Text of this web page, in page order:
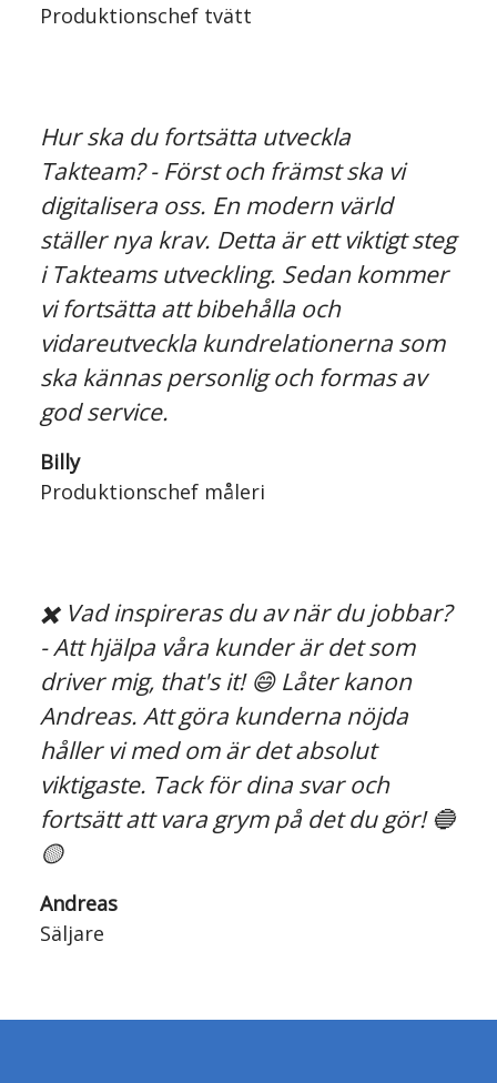
Produktionschef tvätt
Hur ska du fortsätta utveckla
Takteam? - Först och främst ska vi
digitalisera oss. En modern värld
ställer nya krav. Detta är ett viktigt steg
i Takteams utveckling. Sedan kommer
vi fortsätta att bibehålla och
vidareutveckla kundrelationerna som
ska kännas personlig och formas av
god service.
Billy
Produktionschef måleri
✖️ Vad inspireras du av när du jobbar?
- Att hjälpa våra kunder är det som
driver mig, that's it! 😄 Låter kanon
Andreas. Att göra kunderna nöjda
håller vi med om är det absolut
viktigaste. Tack för dina svar och
fortsätt att vara grym på det du gör! 🔵
🟡
Andreas
Säljare